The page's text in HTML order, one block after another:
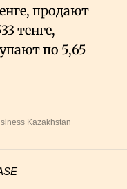
продают
тенге,
по 5,65
Kazakhstan